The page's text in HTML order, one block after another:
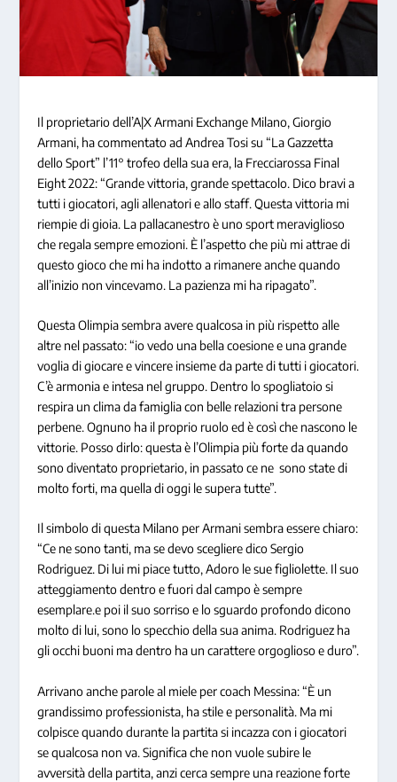
Il proprietario dell’A|X Armani Exchange Milano, Giorgio
Armani, ha commentato ad Andrea Tosi su “La Gazzetta
dello Sport” l’11° trofeo della sua era, la Frecciarossa Final
Eight 2022: “Grande vittoria, grande spettacolo. Dico bravi a
tutti i giocatori, agli allenatori e allo staff. Questa vittoria mi
riempie di gioia. La pallacanestro è uno sport meraviglioso
che regala sempre emozioni. È l’aspetto che più mi attrae di
questo gioco che mi ha indotto a rimanere anche quando
all’inizio non vincevamo. La pazienza mi ha ripagato”.
Questa Olimpia sembra avere qualcosa in più rispetto alle
altre nel passato: “io vedo una bella coesione e una grande
voglia di giocare e vincere insieme da parte di tutti i giocatori.
C’è armonia e intesa nel gruppo. Dentro lo spogliatoio si
respira un clima da famiglia con belle relazioni tra persone
perbene. Ognuno ha il proprio ruolo ed è così che nascono le
vittorie. Posso dirlo: questa è l’Olimpia più forte da quando
sono diventato proprietario, in passato ce ne sono state di
molto forti, ma quella di oggi le supera tutte”.
Il simbolo di questa Milano per Armani sembra essere chiaro:
“Ce ne sono tanti, ma se devo scegliere dico Sergio
Rodriguez. Di lui mi piace tutto, Adoro le sue figliolette. Il suo
atteggiamento dentro e fuori dal campo è sempre
esemplare.e poi il suo sorriso e lo sguardo profondo dicono
molto di lui, sono lo specchio della sua anima. Rodriguez ha
gli occhi buoni ma dentro ha un carattere orgoglioso e duro”.
Arrivano anche parole al miele per coach Messina: “È un
grandissimo professionista, ha stile e personalità. Ma mi
colpisce quando durante la partita si incazza con i giocatori
se qualcosa non va. Significa che non vuole subire le
avversità della partita, anzi cerca sempre una reazione forte